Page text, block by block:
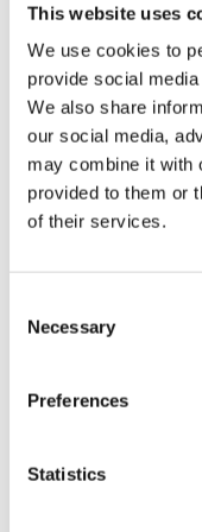
This website uses
We use cookies to
provide social
We also share
our social media,
may combine it with
provided to them or
of their services.
Selection
Necessary
Preferences
Statistics
koskaan pyyhi
paljastaa, että
suurmusikaali
tarinaan. Musiikin
Kempe.